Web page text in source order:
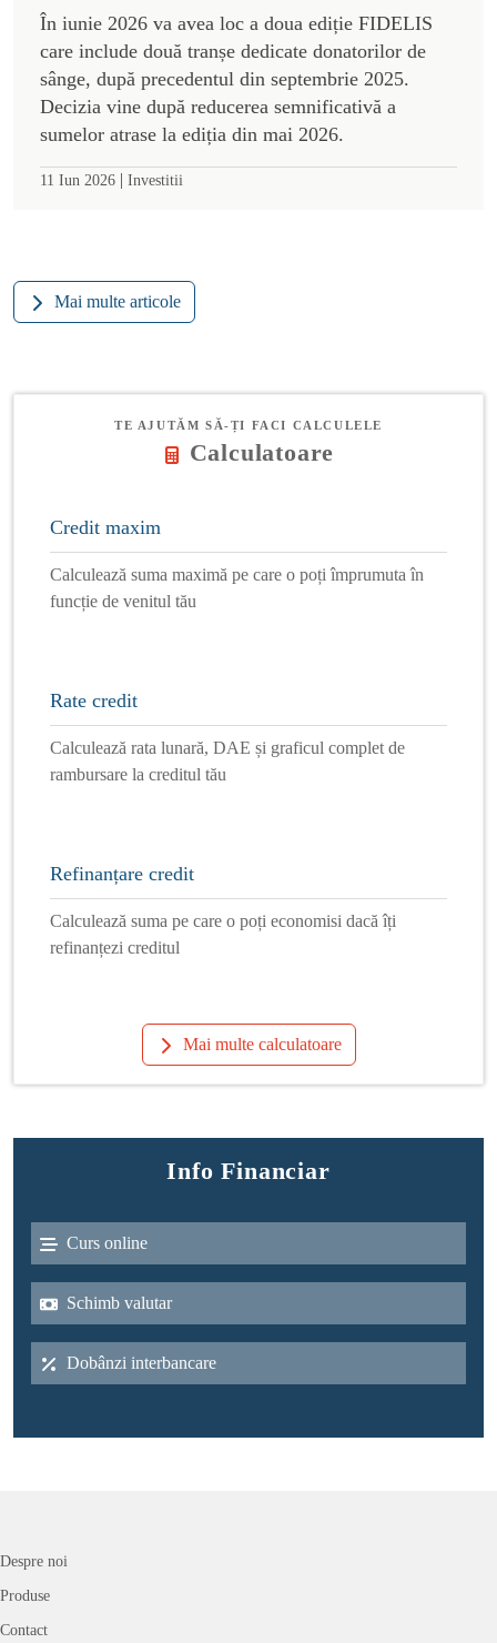
În iunie 2026 va avea loc a doua ediție FIDELIS
care include două tranșe dedicate donatorilor de
sânge, după precedentul din septembrie 2025.
Decizia vine după reducerea semnificativă a
sumelor atrase la ediția din mai 2026.
11 Iun 2026 | Investitii
Mai multe articole
TE AJUTĂM SĂ-ȚI FACI CALCULELE
Calculatoare
Credit maxim
Calculează suma maximă pe care o poți împrumuta în
funcție de venitul tău
Rate credit
Calculează rata lunară, DAE și graficul complet de
rambursare la creditul tău
Refinanțare credit
Calculează suma pe care o poți economisi dacă îți
refinanțezi creditul
Mai multe calculatoare
Info Financiar
Curs online
Schimb valutar
Dobânzi interbancare
Despre noi
Produse
Contact